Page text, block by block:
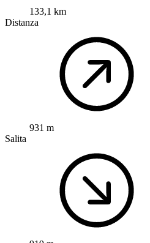
133,1 km
Distanza
931 m
Salita